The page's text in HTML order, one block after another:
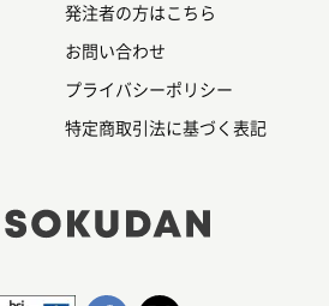
発注者の方はこちら
お問い合わせ
プライバシーポリシー
特定商取引法に基づく表記